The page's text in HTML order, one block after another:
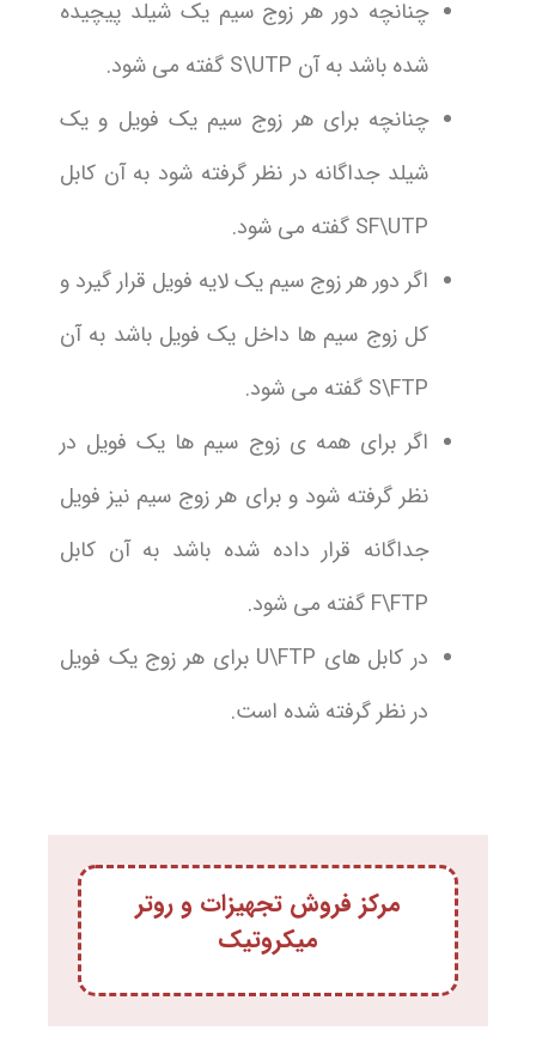
چنانچه دور هر زوج سیم یک شیلد پیچیده
شده باشد به آن S\UTP گفته می شود.
چنانچه برای هر زوج سیم یک فویل و یک
شیلد جداگانه در نظر گرفته شود به آن کابل
SF\UTP گفته می شود.
اگر دور هر زوج سیم یک لایه فویل قرار گیرد و
کل زوج سیم ها داخل یک فویل باشد به آن
S\FTP گفته می شود.
اگر برای همه ی زوج سیم ها یک فویل در
نظر گرفته شود و برای هر زوج سیم نیز فویل
جداگانه قرار داده شده باشد به آن کابل
F\FTP گفته می شود.
در کابل های U\FTP برای هر زوج یک فویل
در نظر گرفته شده است.
مرکز فروش تجهیزات و روتر
میکروتیک